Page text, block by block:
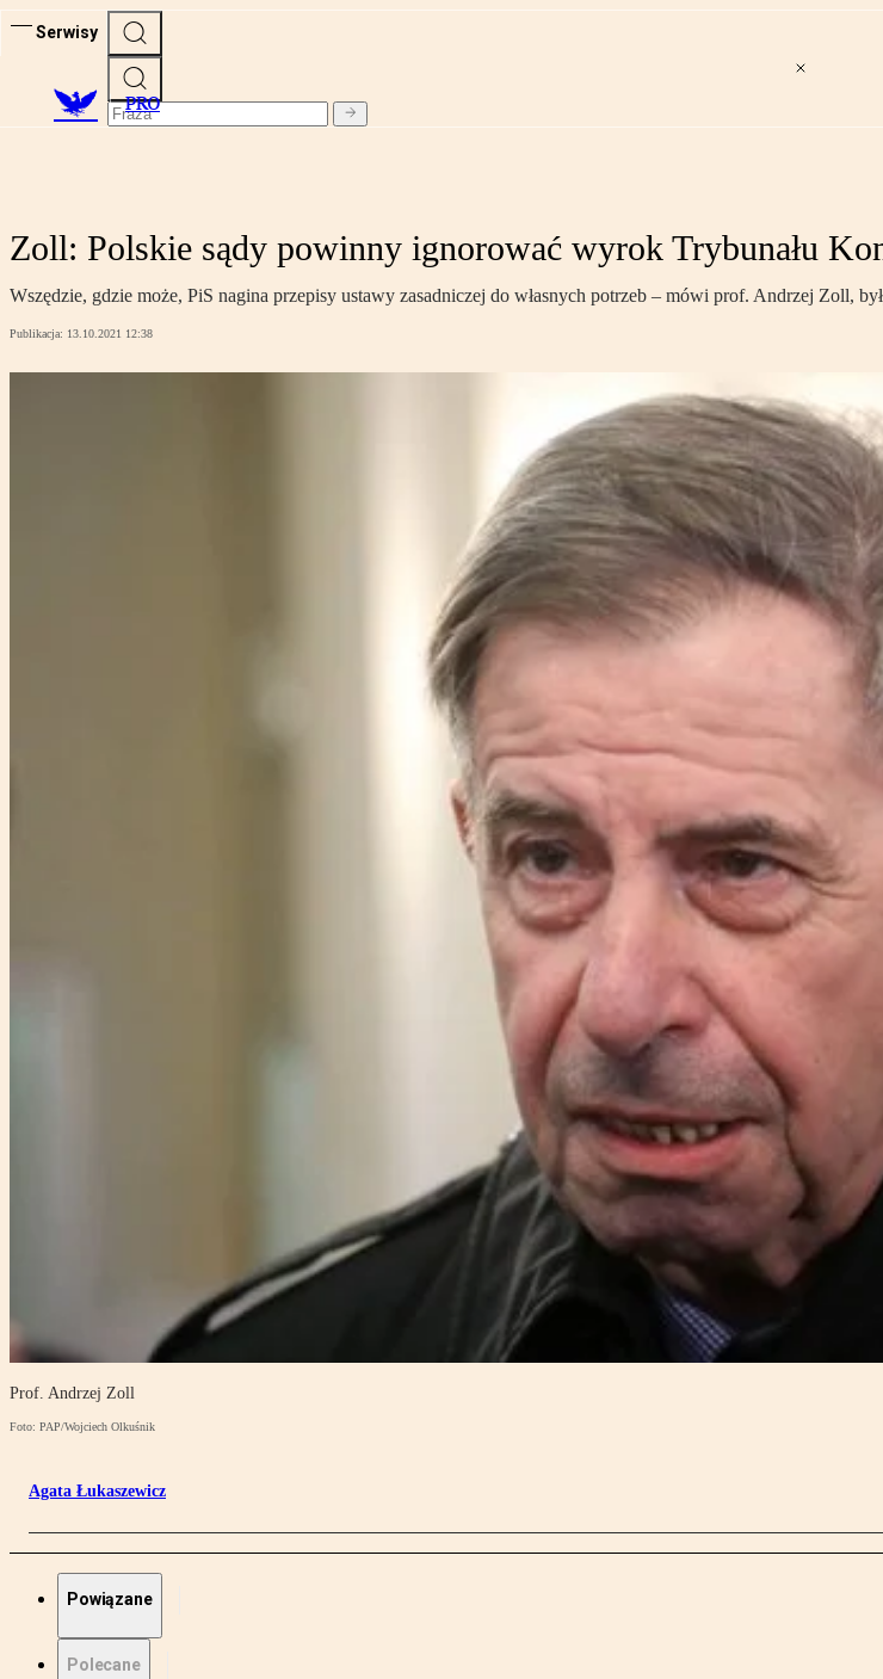
Serwisy
PRO
Zoll: Polskie sądy powinny ignorować wyrok Trybunału
Wszędzie, gdzie może, PiS nagina przepisy ustawy zasadniczej do własnych potrzeb – mówi prof. Andrzej Zoll,
Publikacja: 13.10.2021 12:38
Prof. Andrzej Zoll
Foto: PAP/Wojciech Olkuśnik
Agata Łukaszewicz
Powiązane
Polecane